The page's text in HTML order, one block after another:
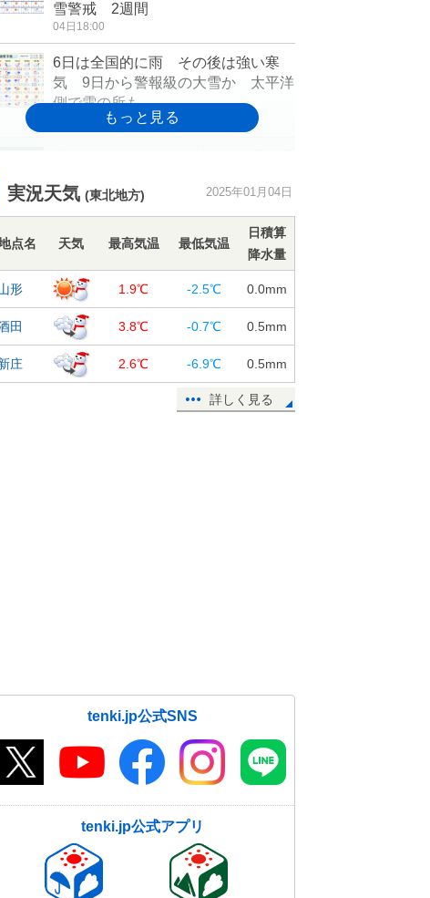
雪警戒 2週間
04日18:00
6日は全国的に雨 その後は強い寒
気 9日から警報級の大雪か 太平洋
側で雪の所も
交通リスク大
04日15:57
日本海側で雪続く 青森県では積雪
が平年の3倍以上も 雪の事故に注意
04日13:21
年初めの天体ショー 今日4日夕方
細い月と土星、金星が3つ並ぶ 広く
観測チャンス
04日11:38
土日は日本海側で雪や雨 Uターン
の足にも影響あり
実況天気 (東北地方) 2025年01月04日
点名 天気 最高気温 最低気温
日積算
降水量
形 1.9℃ -2.5℃ 0.0mm
田 3.8℃ -0.7℃ 0.5mm
庄 2.6℃ -6.9℃ 0.5mm
詳しく見る
tenki.jp公式SNS
tenki.jp公式アプリ